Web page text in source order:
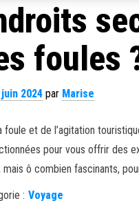
foules
2024par Marise
et de l’agitation
pour vous offrir des
ô combien fascinants,
: Voyage